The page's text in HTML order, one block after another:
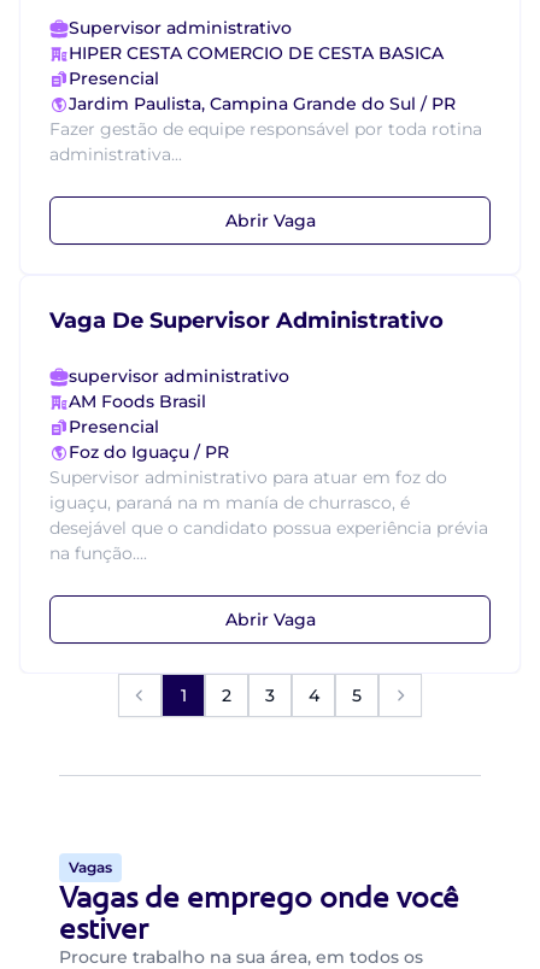
Supervisor administrativo
HIPER CESTA COMERCIO DE CESTA BASICA
Presencial
Jardim Paulista, Campina Grande do Sul / PR
Fazer gestão de equipe responsável por toda rotina
administrativa...
Abrir Vaga
Vaga De Supervisor Administrativo
supervisor administrativo
AM Foods Brasil
Presencial
Foz do Iguaçu / PR
Supervisor administrativo para atuar em foz do
iguaçu, paraná na m manía de churrasco, é
desejável que o candidato possua experiência prévia
na função....
Abrir Vaga
1 2 3 4 5
Vagas
Vagas de emprego onde você
estiver
Procure trabalho na sua área, em todos os